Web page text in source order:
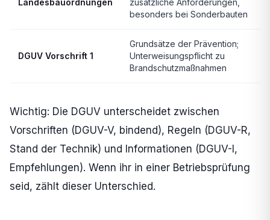
Landesbauordnungen
zusätzliche Anforderungen,
besonders bei Sonderbauten
DGUV Vorschrift 1
Grundsätze der Prävention;
Unterweisungspflicht zu
Brandschutzmaßnahmen
Wichtig: Die DGUV unterscheidet zwischen
Vorschriften (DGUV-V, bindend), Regeln (DGUV-R,
Stand der Technik) und Informationen (DGUV-I,
Empfehlungen). Wenn ihr in einer Betriebsprüfung
seid, zählt dieser Unterschied.